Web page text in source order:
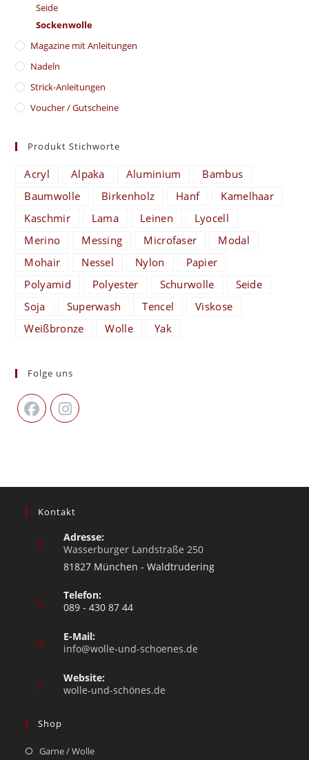
Seide
Sockenwolle
Magazine mit Anleitungen
Nadeln
Strick-Anleitungen
Voucher / Gutscheine
Produkt Stichworte
Acryl Alpaka Aluminium
Bambus
Baumwolle
Birkenholz Hanf
Kamelhaar
Kaschmir
Lama Leinen
Lyocell
Merino
Messing Microfaser
Modal
Mohair
Nessel Nylon
Papier
Polyamid
Polyester Schurwolle
Seide
Soja
Superwash Tencel
Viskose
Weißbronze
Wolle Yak
Folge uns
Kontakt
Adresse:
Wasserburger Landstraße 250
81827 München - Waldtrudering
Telefon:
089 - 430 87 44
E-Mail:
info@wolle-und-schoenes.de
Website:
wolle-und-schönes.de
Shop
Garne / Wolle